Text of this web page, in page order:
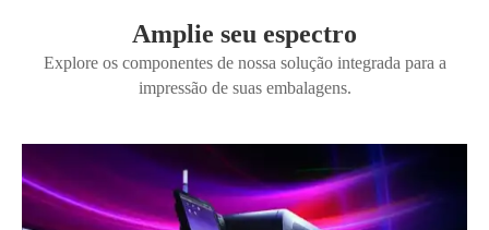
Amplie seu espectro
Explore os componentes de nossa solução integrada para a
impressão de suas embalagens.